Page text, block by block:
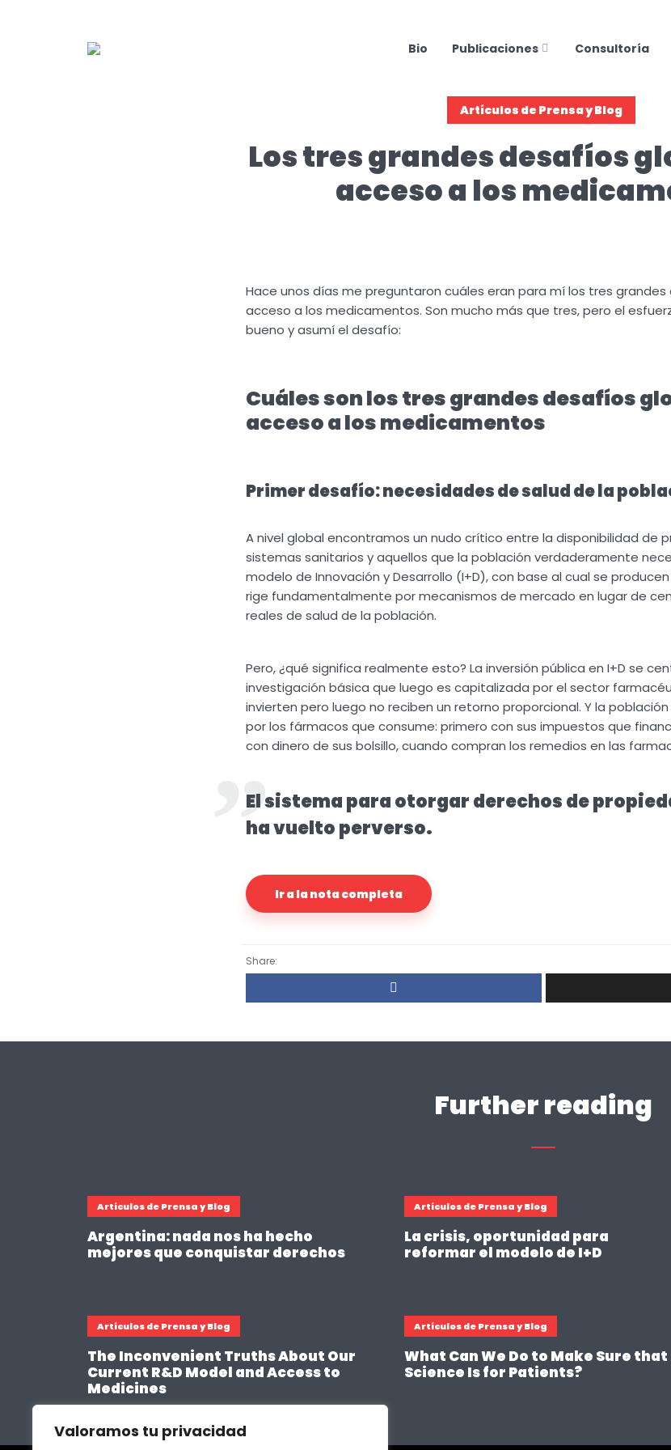
Valoramos tu privacidad
Bio Publicaciones Consultoría
Artículos de Prensa y Blog
Los tres grandes desafíos
acceso a los
Hace unos días me preguntaron cuáles eran para mí los tres
acceso a los medicamentos. Son mucho más que tres, pero el
bueno y asumí el desafío:
Cuáles son los tres grandes desafíos
acceso a los medicamentos
Primer desafío: necesidades de salud de la
A nivel global encontramos un nudo crítico entre la disponibilidad de
sistemas sanitarios y aquellos que la población verdaderamente
modelo de Innovación y Desarrollo (I+D), con base al cual se
rige fundamentalmente por mecanismos de mercado en lugar de
reales de salud de la población.
Pero, ¿qué significa realmente esto? La inversión pública en I+D se
investigación básica que luego es capitalizada por el sector
invierten pero luego no reciben un retorno proporcional. Y la
por los fármacos que consume: primero con sus impuestos que
con dinero de sus bolsillo, cuando compran los remedios en las
El sistema para otorgar derechos de
ha vuelto perverso.
Ir a la nota completa
Share:
Further reading
Artículos de Prensa y Blog
Argentina: nada nos ha hecho
mejores que conquistar derechos
Artículos de Prensa y Blog
La crisis, oportunidad para
reformar el modelo de I+D
Artículos de Prensa y Blog
The Inconvenient Truths About Our
Current R&D Model and Access to
Medicines
Artículos de Prensa y Blog
What Can We Do to Make Sure that
Science Is for Patients?